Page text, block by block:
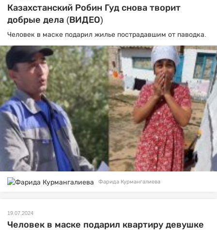
Казахстанский Робин Гуд снова творит
добрые дела (ВИДЕО)
Человек в маске подарил жилье пострадавшим от паводка.
Фарида Курмангалиева
19.07.2024
Человек в маске подарил квартиру девушке